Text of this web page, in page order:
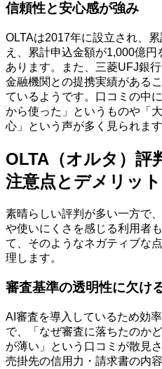
信頼性と安心感が強み
OLTAは2017年に設立され、
え、累計申込金額が1,000億
あります。また、三菱UFJ銀
金融機関との提携実績がある
ているようです。口コミの中
から使った」というものや「
心」という声が多く見られます
OLTA（オルタ）評
注意点とデメリット
素晴らしい評判が多い一方で
や使いにくさを感じる利用者
て、そのようなネガティブな
理します。
審査基準の透明性に欠け
AI審査を導入しているため効
で、「なぜ審査に落ちたのか
が薄い」という口コミが散見
売掛先の信用力・請求書の内